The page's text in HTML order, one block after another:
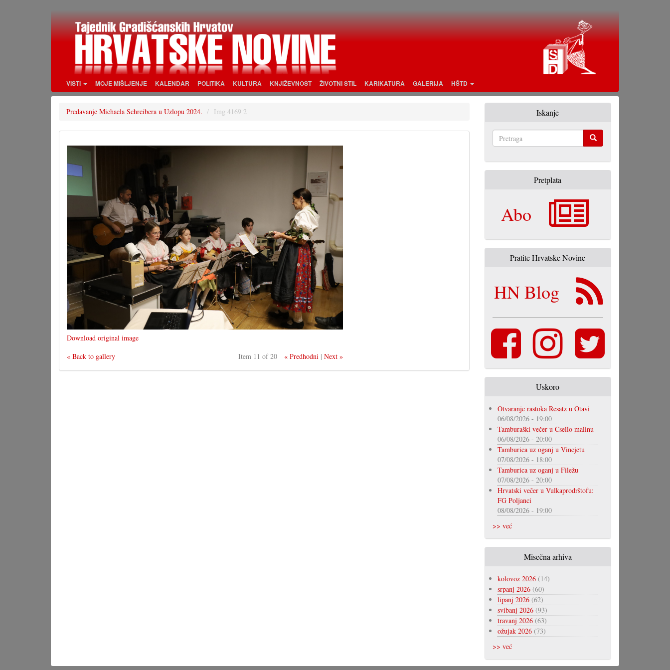
VISTI MOJE MIŠLJENJE KALENDAR POLITIKA KULTURA KNJIŽEVNOST ŽIVOTNI STIL KARIKATURA GALERIJA HŠTD
Predavanje Michaela Schreibera u Uzlopu 2024. Img 4169 2
Download original image
« Back to gallery
Item 11 of 20 « Predhodni |Next »
Iskanje
Pretplata
Abo
Pratite Hrvatske Novine
HN Blog
Uskoro
Otvaranje rastoka Resatz u Otavi
06/08/2026 - 19:00
Tamburaški večer u Csello malinu
06/08/2026 - 20:00
Tamburica uz oganj u Vincjetu
07/08/2026 - 18:00
Tamburica uz oganj u Filežu
07/08/2026 - 20:00
Hrvatski večer u Vulkaprodrštofu:
FG Poljanci
08/08/2026 - 19:00
>> već
Misečna arhiva
kolovoz 2026(14)
srpanj 2026(60)
lipanj 2026(62)
svibanj 2026(93)
travanj 2026(63)
ožujak 2026(73)
>> već